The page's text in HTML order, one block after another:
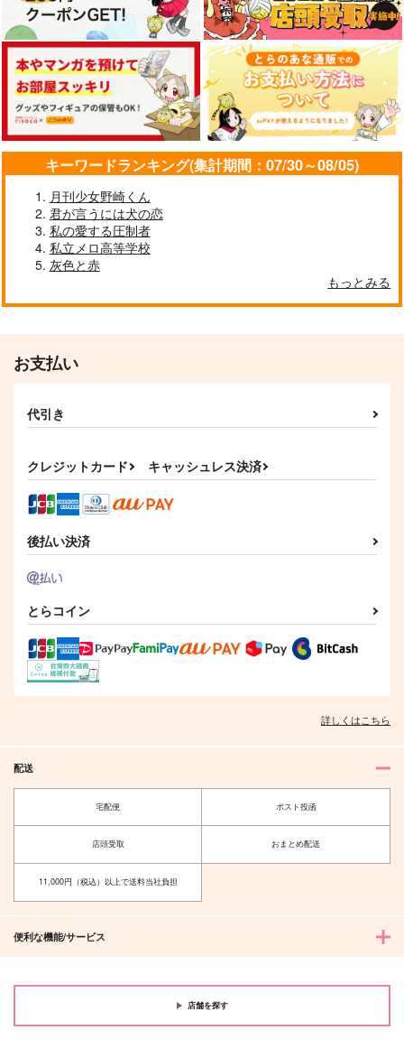
キーワードランキング(集計期間：07/30～08/05)
月刊少女野崎くん
君が言うには犬の恋
私の愛する圧制者
私立メロ高等学校
灰色と赤
もっとみる
お支払い
代引き
クレジットカード キャッシュレス決済
後払い決済
とらコイン
詳しくはこちら
配送
宅配便 ポスト投函
店頭受取 おまとめ配送
11,000円（税込）以上で送料当社負担
便利な機能/サービス
店舗を探す